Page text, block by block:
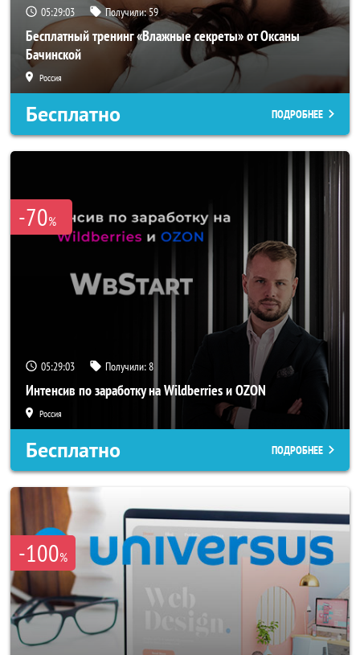
05:29:02 Получили:59
Бесплатный тренинг «Влажные секреты» от Оксаны
Бачинской
Россия
Бесплатно ПОДРОБНЕЕ
-70%
05:29:02 Получили:8
Интенсив по заработку на Wildberries и OZON
Россия
Бесплатно ПОДРОБНЕЕ
-100%